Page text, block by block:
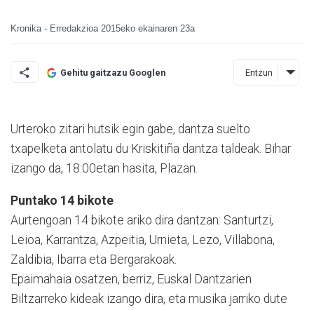
Kronika - Erredakzioa 2015eko ekainaren 23a
Gehitu gaitzazu Googlen Entzun
Urteroko zitari hutsik egin gabe, dantza suelto
txapelketa antolatu du Kriskitiña dantza taldeak. Bihar
izango da, 18:00etan hasita, Plazan.
Puntako 14 bikote
Aurtengoan 14 bikote ariko dira dantzan: Santurtzi,
Leioa, Karrantza, Azpeitia, Urnieta, Lezo, Villabona,
Zaldibia, Ibarra eta Bergarakoak.
Epaimahaia osatzen, berriz, Euskal Dantzarien
Biltzarreko kideak izango dira, eta musika jarriko dute